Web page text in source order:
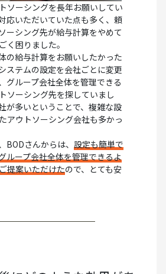
ソーシングを長年お願いしてい
応いただいていた点も多く、頼
ーシング先が給与計算をやめて
く困りました。
の給与計算をお願いしたかった
ステムの設定を会社ごとに変更
グループ会社全体を管理できる
ソーシング先を探していまし
が多いということで、複雑な設
アウトソーシング会社も多かっ
BODさんからは、設定も簡単で
ループ会社全体を管理できるよ
提案いただけたので、とても安